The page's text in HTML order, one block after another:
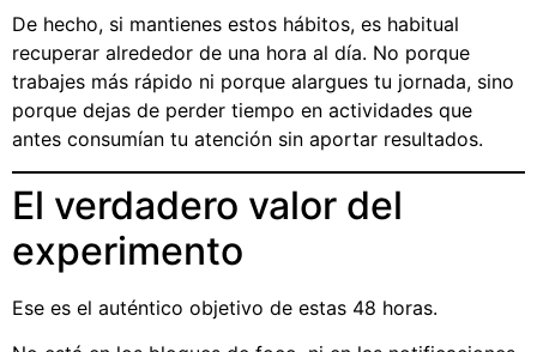
De hecho, si mantienes estos hábitos, es habitual
recuperar alrededor de una hora al día. No porque
trabajes más rápido ni porque alargues tu jornada, sino
porque dejas de perder tiempo en actividades que
antes consumían tu atención sin aportar resultados.
El verdadero valor del
experimento
Ese es el auténtico objetivo de estas 48 horas.